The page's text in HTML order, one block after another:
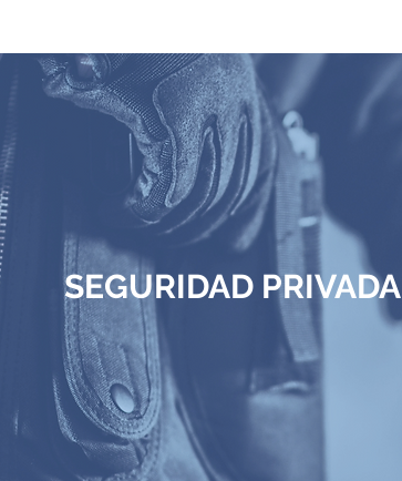
SEGURIDAD PRIVADA